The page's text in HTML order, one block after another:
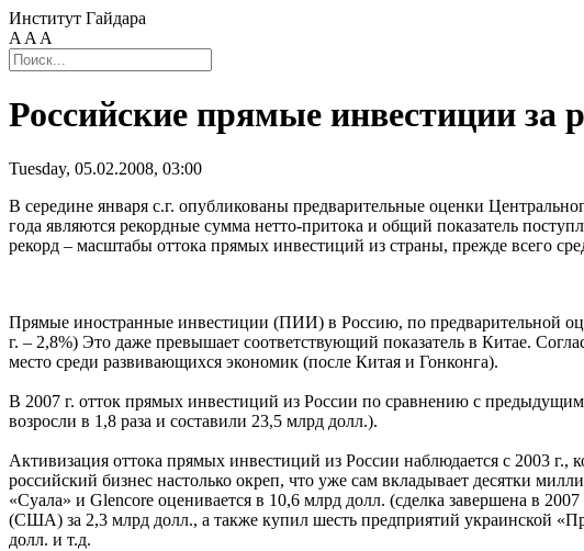
Институт Гайдара
A A A
Российские прямые инвестиции за
Tuesday, 05.02.2008, 03:00
В середине января с.г. опубликованы предварительные оценки
года являются рекордные сумма нетто-притока и общий показатель
рекорд – масштабы оттока прямых инвестиций из страны, прежде всего
Прямые иностранные инвестиции (ПИИ) в Россию, по предварительной
г. – 2,8%) Это даже превышает соответствующий показатель в Китае.
место среди развивающихся экономик (после Китая и Гонконга).
В 2007 г. отток прямых инвестиций из России по сравнению с
возросли в 1,8 раза и составили 23,5 млрд долл.).
Активизация оттока прямых инвестиций из России наблюдается с 2003
российский бизнес настолько окреп, что уже сам вкладывает десятки
«Суала» и Glencore оценивается в 10,6 млрд долл. (сделка завершена в
(США) за 2,3 млрд долл., а также купил шесть предприятий украинской
долл. и т.д.